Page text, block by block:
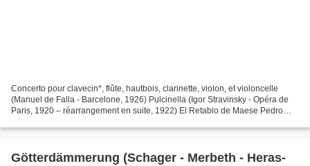
Concerto pour clavecin*, flûte, hautbois, clarinette, violon, et violoncelle
(Manuel de Falla - Barcelone, 1926) Pulcinella (Igor Stravinsky - Opéra de
Paris, 1920 – réarrangement en suite, 1922) El Retablo de Maese Pedro
Götterdämmerung (Schager - Merbeth - Heras-